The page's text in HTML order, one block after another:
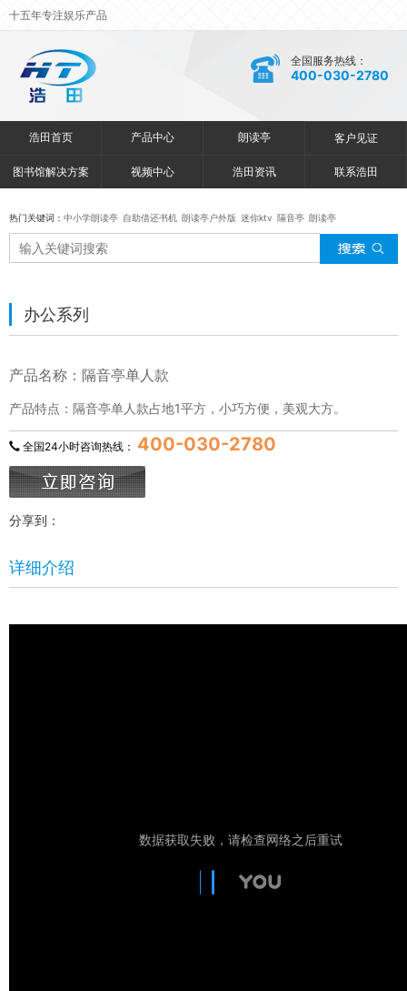
十五年专注娱乐产品
全国服务热线：
400-030-2780
浩田首页 产品中心 朗读亭 客户见证
图书馆解决方案 视频中心 浩田资讯 联系浩田
热门关键词： 中小学朗读亭 自助借还书机 朗读亭户外版 迷你ktv 隔音亭 朗读亭
办公系列
产品名称：隔音亭单人款
产品特点：隔音亭单人款占地1平方，小巧方便，美观大方。
全国24小时咨询热线： 400-030-2780
分享到：
详细介绍